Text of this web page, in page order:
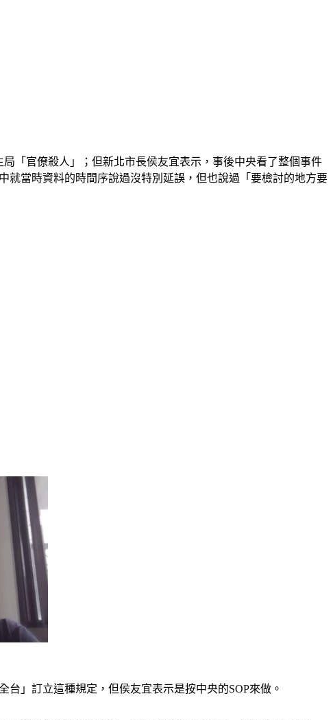
「官僚殺人」；但新北市長侯友宜表示，事後中央看了整個事件
就當時資料的時間序說過沒特別延誤，但也說過「要檢討的地方要
」訂立這種規定，但侯友宜表示是按中央的SOP來做。